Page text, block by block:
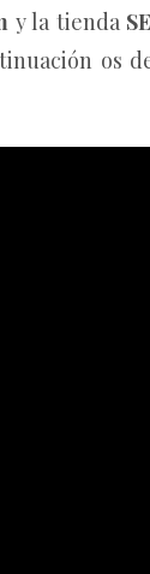
y la tienda
os